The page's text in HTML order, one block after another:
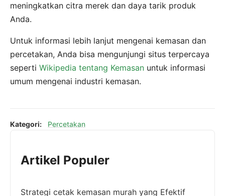
meningkatkan citra merek dan daya tarik produk
Anda.
Untuk informasi lebih lanjut mengenai kemasan dan
percetakan, Anda bisa mengunjungi situs terpercaya
seperti Wikipedia tentang Kemasan untuk informasi
umum mengenai industri kemasan.
Kategori: Percetakan
Artikel Populer
Strategi cetak kemasan murah yang Efektif